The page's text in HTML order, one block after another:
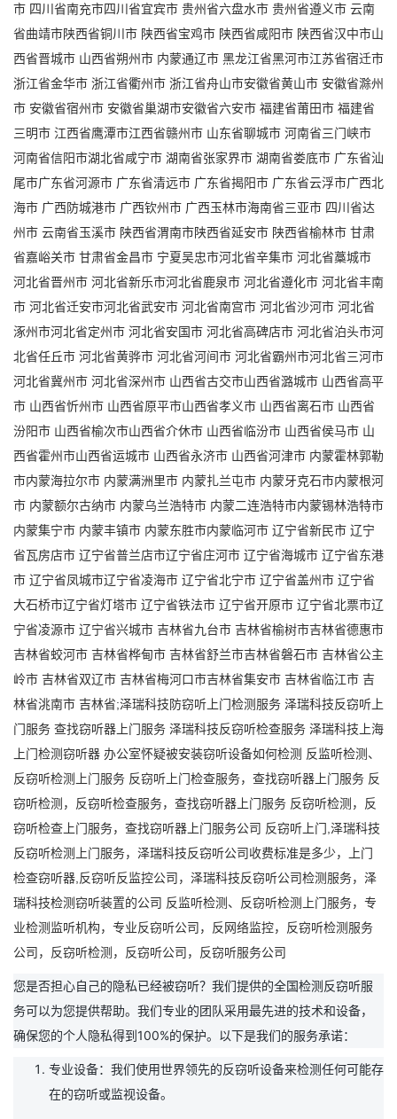
市 四川省南充市四川省宜宾市 贵州省六盘水市 贵州省遵义市 云南
省曲靖市陕西省铜川市 陕西省宝鸡市 陕西省咸阳市 陕西省汉中市山
西省晋城市 山西省朔州市 内蒙通辽市 黑龙江省黑河市江苏省宿迁市
浙江省金华市 浙江省衢州市 浙江省舟山市安徽省黄山市 安徽省滁州
市 安徽省宿州市 安徽省巢湖市安徽省六安市 福建省莆田市 福建省
三明市 江西省鹰潭市江西省赣州市 山东省聊城市 河南省三门峡市
河南省信阳市湖北省咸宁市 湖南省张家界市 湖南省娄底市 广东省汕
尾市广东省河源市 广东省清远市 广东省揭阳市 广东省云浮市广西北
海市 广西防城港市 广西钦州市 广西玉林市海南省三亚市 四川省达
州市 云南省玉溪市 陕西省渭南市陕西省延安市 陕西省榆林市 甘肃
省嘉峪关市 甘肃省金昌市 宁夏吴忠市河北省辛集市 河北省藁城市
河北省晋州市 河北省新乐市河北省鹿泉市 河北省遵化市 河北省丰南
市 河北省迁安市河北省武安市 河北省南宫市 河北省沙河市 河北省
涿州市河北省定州市 河北省安国市 河北省高碑店市 河北省泊头市河
北省任丘市 河北省黄骅市 河北省河间市 河北省霸州市河北省三河市
河北省冀州市 河北省深州市 山西省古交市山西省潞城市 山西省高平
市 山西省忻州市 山西省原平市山西省孝义市 山西省离石市 山西省
汾阳市 山西省榆次市山西省介休市 山西省临汾市 山西省侯马市 山
西省霍州市山西省运城市 山西省永济市 山西省河津市 内蒙霍林郭勒
市内蒙海拉尔市 内蒙满洲里市 内蒙扎兰屯市 内蒙牙克石市内蒙根河
市 内蒙额尔古纳市 内蒙乌兰浩特市 内蒙二连浩特市内蒙锡林浩特市
内蒙集宁市 内蒙丰镇市 内蒙东胜市内蒙临河市 辽宁省新民市 辽宁
省瓦房店市 辽宁省普兰店市辽宁省庄河市 辽宁省海城市 辽宁省东港
市 辽宁省凤城市辽宁省凌海市 辽宁省北宁市 辽宁省盖州市 辽宁省
大石桥市辽宁省灯塔市 辽宁省铁法市 辽宁省开原市 辽宁省北票市辽
宁省凌源市 辽宁省兴城市 吉林省九台市 吉林省榆树市吉林省德惠市
吉林省蛟河市 吉林省桦甸市 吉林省舒兰市吉林省磐石市 吉林省公主
岭市 吉林省双辽市 吉林省梅河口市吉林省集安市 吉林省临江市 吉
林省洮南市 吉林省;泽瑞科技防窃听上门检测服务 泽瑞科技反窃听上
门服务 查找窃听器上门服务 泽瑞科技反窃听检查服务 泽瑞科技 上海
上门检测窃听器 办公室怀疑被安装窃听设备如何检测 反监听检测、
反窃听检测上门服务 反窃听上门检查服务，查找窃听器上门服务 反
窃听检测，反窃听检查服务，查找窃听器上门服务 反窃听检测，反
窃听检查上门服务，查找窃听器上门服务公司 反窃听上门 泽瑞科技
反窃听检测上门服务， 泽瑞科技反窃听公司收费标准是多少，上门
检查窃听器 ,反窃听反监控公司， 泽瑞科技反窃听公司检测服务， 泽
瑞科技检测窃听装置的公司 反监听检测、反窃听检测上门服务，专
业检测监听机构，专业反窃听公司，反网络监控，反窃听检测服务
公司，反窃听检测，反窃听公司，反窃听服务公司
您是否担心自己的隐私已经被窃听？我们提供的全国检测反窃听服
务可以为您提供帮助。我们专业的团队采用最先进的技术和设备，
确保您的个人隐私得到100%的保护。以下是我们的服务承诺：
专业设备：我们使用世界领先的反窃听设备来检测任何可能存
在的窃听或监视设备。